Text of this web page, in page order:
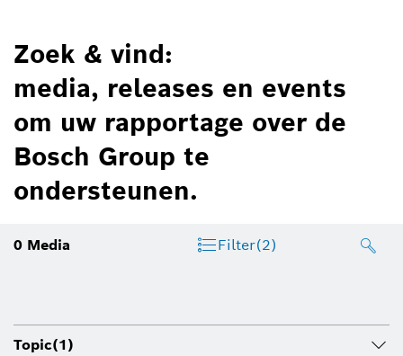
Zoek & vind:
media, releases en events
om uw rapportage over de
Bosch Group te
ondersteunen.
0 Media Filter(2)
Topic(1)